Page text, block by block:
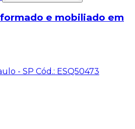
e mobiliado em
- SP Cód.: ESQ50473